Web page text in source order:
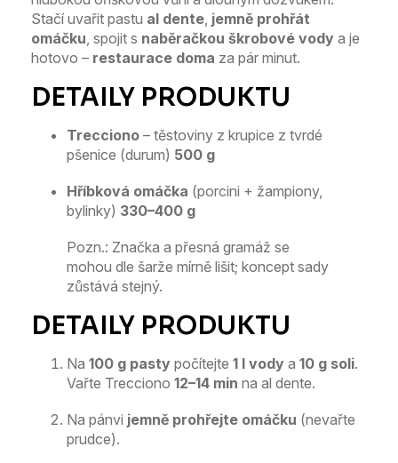
Stačí uvařit pastu al dente, jemně prohřát
omáčku, spojit s naběračkou škrobové vody a je
hotovo – restaurace doma za pár minut.
Trecciono – těstoviny z krupice z tvrdé
pšenice (durum) 500 g
Hříbková omáčka (porcini + žampiony,
bylinky) 330–400 g
Pozn.: Značka a přesná gramáž se
mohou dle šarže mírně lišit; koncept sady
zůstává stejný.
Na 100 g pasty počítejte 1 l vody a 10 g soli.
Vařte Trecciono 12–14 min na al dente.
Na pánvi jemně prohřejte omáčku (nevařte
prudce).